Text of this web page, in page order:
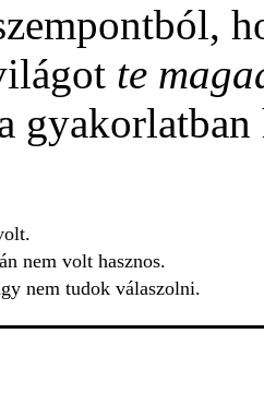
te
nem volt hasznos.
nem tudok válaszolni.